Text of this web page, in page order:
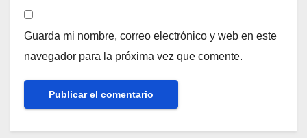
Guarda mi nombre, correo electrónico y web en este
navegador para la próxima vez que comente.